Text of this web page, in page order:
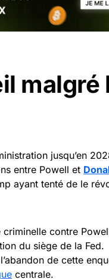
malgré
jusqu’en
entre Powell et
ayant tenté de le
contre
du siège de la Fed.
de cette
centrale.